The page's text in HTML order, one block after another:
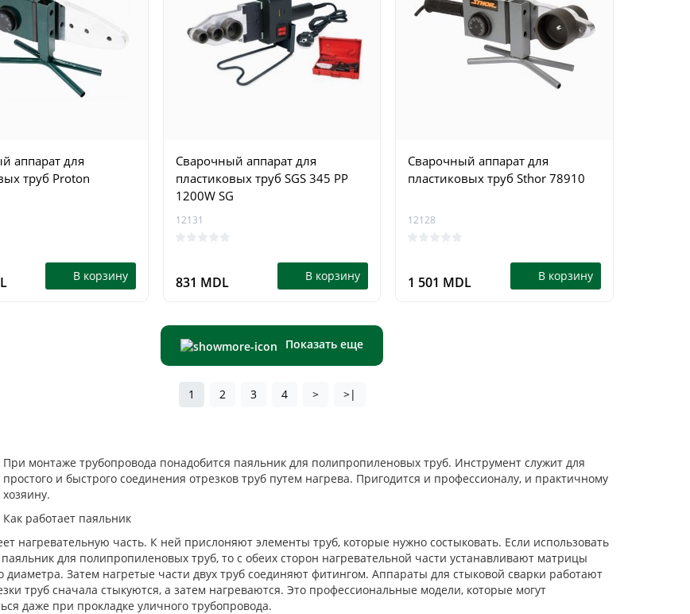
аппарат для
труб Proton
В корзину
Сварочный аппарат для
пластиковых труб SGS 345 PP
1200W SG
12131
831 MDL В корзину
Сварочный аппарат для
пластиковых труб Sthor 78910
12128
1 501 MDL В корзину
Показать еще
1 2 3 4 > >|
При монтаже трубопровода понадобится паяльник для полипропиленовых труб. Инструмент служит для
простого и быстрого соединения отрезков труб путем нагрева. Пригодится и профессионалу, и практичному
хозяину.
Как работает паяльник
нагревательную часть. К ней прислоняют элементы труб, которые нужно состыковать. Если использовать
для полипропиленовых труб, то с обеих сторон нагревательной части устанавливают матрицы
диаметра. Затем нагретые части двух труб соединяют фитингом. Аппараты для стыковой сварки работают
труб сначала стыкуются, а затем нагреваются. Это профессиональные модели, которые могут
даже при прокладке уличного трубопровода.